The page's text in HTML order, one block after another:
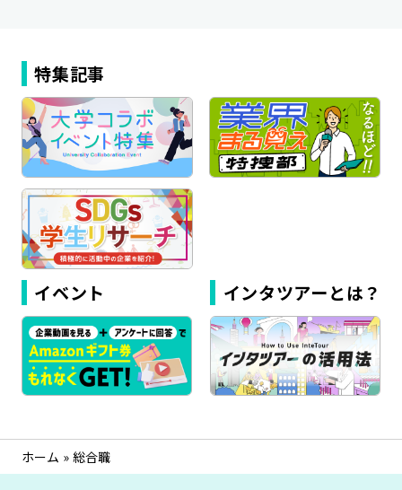
特集記事
イベント インタツアーとは？
ホーム » 総合職